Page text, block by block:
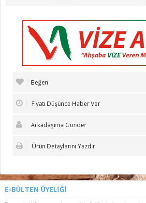
Beğen
Fiyatı Düşünce Haber Ver
Arkadaşıma Gönder
Ürün Detaylarını Yazdır
E-BÜLTEN ÜYELİĞİ